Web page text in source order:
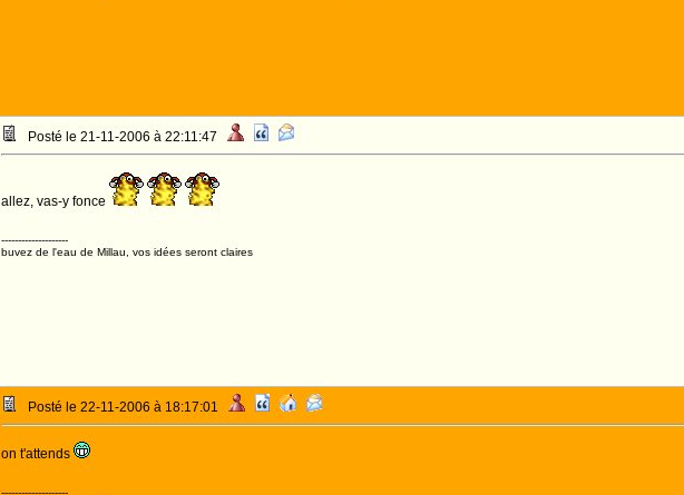
Posté le 21-11-2006 à 22:11:47
allez, vas-y fonce
--------------------
buvez de l'eau de Millau, vos idées seront claires
Posté le 22-11-2006 à 18:17:01
on t'attends
--------------------